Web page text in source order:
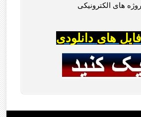
های الکترونیکی
های دانلودی